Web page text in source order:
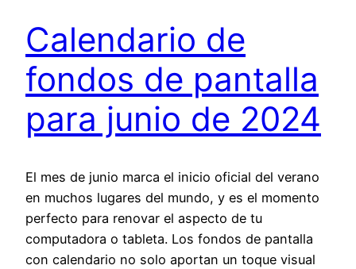
Calendario de
fondos de pantalla
para junio de 2024
El mes de junio marca el inicio oficial del verano
en muchos lugares del mundo, y es el momento
perfecto para renovar el aspecto de tu
computadora o tableta. Los fondos de pantalla
con calendario no solo aportan un toque visual